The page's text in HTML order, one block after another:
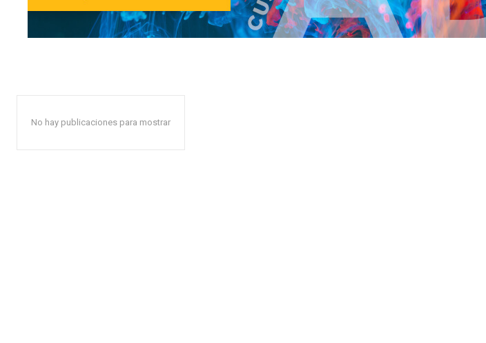
No hay publicaciones para mostrar